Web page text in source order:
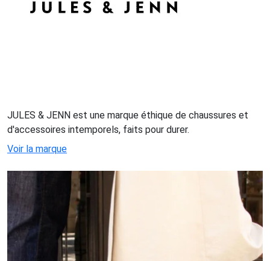
JULES & JENN est une marque éthique de chaussures et
d'accessoires intemporels, faits pour durer.
Voir la marque